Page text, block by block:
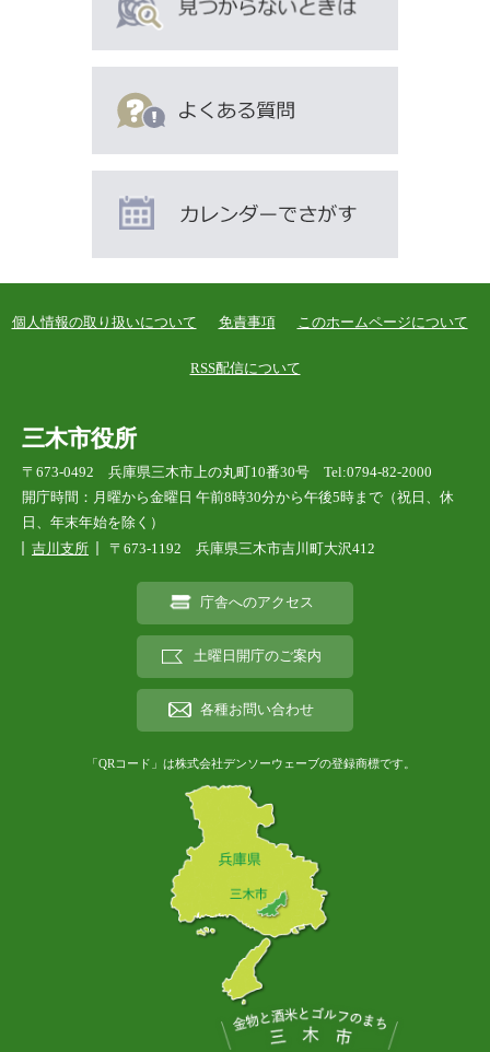
個人情報の取り扱いについて 免責事項 このホームページについて
RSS配信について
三木市役所
〒673-0492 兵庫県三木市上の丸町10番30号 Tel:0794-82-2000
開庁時間：月曜から金曜日 午前8時30分から午後5時まで（祝日、休
日、年末年始を除く）
吉川支所
〒673-1192 兵庫県三木市吉川町大沢412
庁舎へのアクセス
土曜日開庁のご案内
各種お問い合わせ
「QRコード」は株式会社デンソーウェーブの登録商標です。